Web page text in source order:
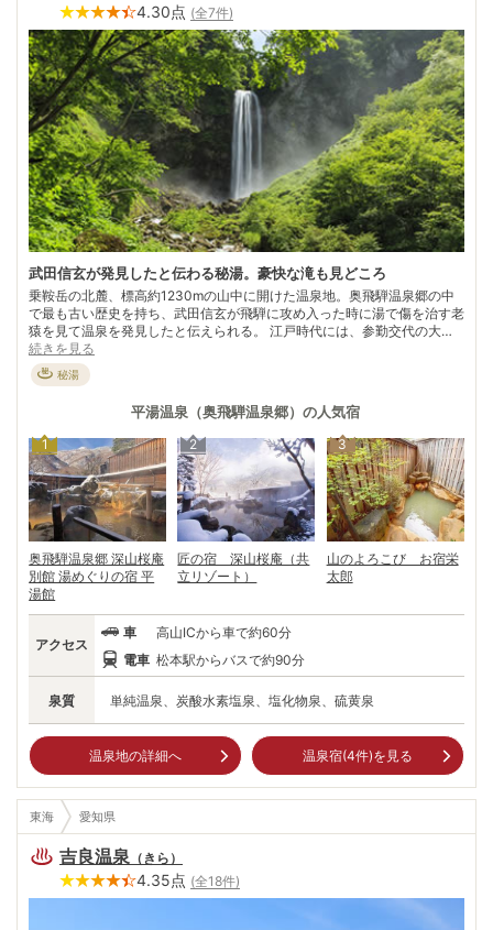
4.30点 (全7件)
武田信玄が発見したと伝わる秘湯。豪快な滝も見どころ
乗鞍岳の北麓、標高約1230mの山中に開けた温泉地。奥飛騨温泉郷の中
で最も古い歴史を持ち、武田信玄が飛騨に攻め入った時に湯で傷を治す老
猿を見て温泉を発見したと伝えられる。 江戸時代には、参勤交代の大名
が道中の疲れを癒したとか。現在はバスターミナルの周辺に飲食店や土産
物屋が揃い乗鞍、上高地、新穂高、飛騨高山などを結ぶ交通の要地として
賑わう。 幅約6m、落差約64mの豪快な姿を見せる名勝「平湯大滝」は見
どころのひとつ。ターミナルから車で約10分だ。雪深い冬でも除雪が行
き渡り、訪れる人は多い。黄身固く白身半熟の温泉玉子、名物「はんたい
玉子」を熱々のままほおばって、雪の中に湯煙を上げる温泉に浸かれば体
の芯から温まる。
続きを見る
秘湯
平湯温泉（奥飛騨温泉郷） の人気宿
1
奥飛騨温泉郷 深山桜庵
別館 湯めぐりの宿 平
湯館
2
匠の宿 深山桜庵（共
立リゾート）
3
山のよろこび お宿栄
太郎
泉質 単純温泉、炭酸水素塩泉、塩化物泉、硫黄泉
アクセス
車
高山ICから車で約60分
電車 松本駅からバスで約90分
温泉地の詳細へ 温泉宿(4件)を見る
東海 愛知県
吉良温泉 （ きら ）
4.35点 (全18件)